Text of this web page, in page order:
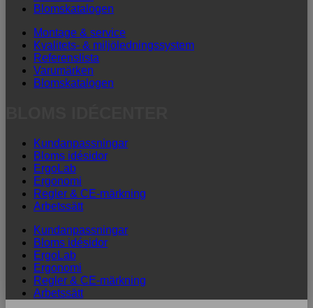
Blomskatalogen
Montage & service
Kvalitets- & miljöledningssystem
Referenslista
Varumärken
Blomskatalogen
Kundanpassningar
Bloms idésidor
ErgoLab
Ergonomi
Regler & CE-märkning
Arbetssätt
Kundanpassningar
Bloms idésidor
ErgoLab
Ergonomi
Regler & CE-märkning
Arbetssätt